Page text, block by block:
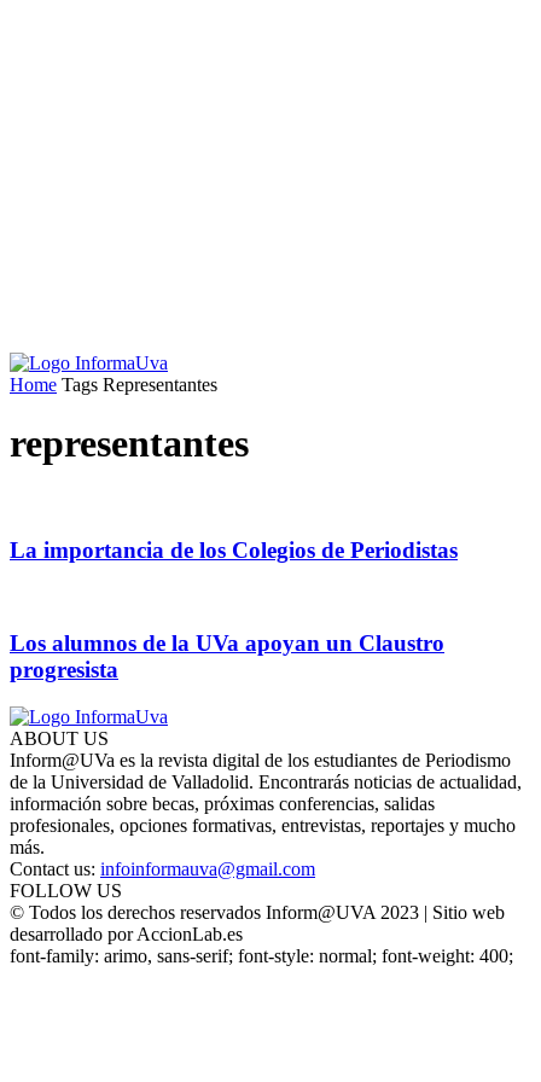
Home Tags Representantes
representantes
La importancia de los Colegios de Periodistas
Los alumnos de la UVa apoyan un Claustro
progresista
ABOUT US
Inform@UVa es la revista digital de los estudiantes de Periodismo
de la Universidad de Valladolid. Encontrarás noticias de actualidad,
información sobre becas, próximas conferencias, salidas
profesionales, opciones formativas, entrevistas, reportajes y mucho
más.
Contact us: infoinformauva@gmail.com
FOLLOW US
© Todos los derechos reservados Inform@UVA 2023 | Sitio web
desarrollado por AccionLab.es
font-family: arimo, sans-serif; font-style: normal; font-weight: 400;